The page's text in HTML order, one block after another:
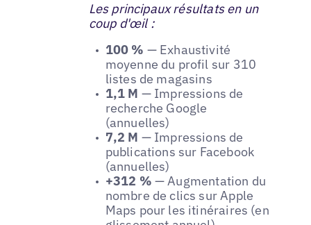
Les principaux résultats en un
coup d'œil :
100 % — Exhaustivité
moyenne du profil sur 310
listes de magasins
1,1 M — Impressions de
recherche Google
(annuelles)
7,2 M — Impressions de
publications sur Facebook
(annuelles)
+312 % — Augmentation du
nombre de clics sur Apple
Maps pour les itinéraires (en